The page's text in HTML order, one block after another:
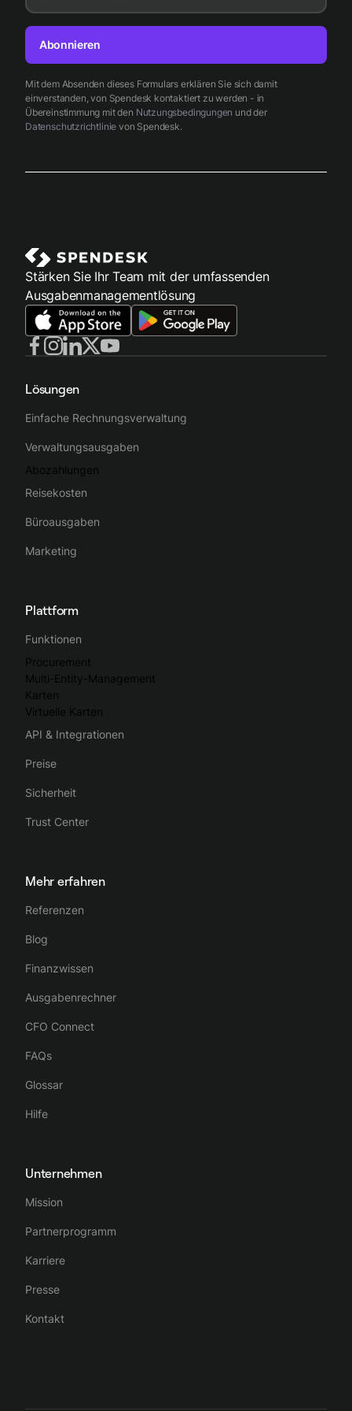
Mit dem Absenden dieses Formulars erklären Sie sich damit
einverstanden, von Spendesk kontaktiert zu werden - in
Übereinstimmung mit den Nutzungsbedingungen und der
Datenschutzrichtlinie von Spendesk.
Abonnieren
Stärken Sie Ihr Team mit der umfassenden
Ausgabenmanagementlösung
Lösungen
Einfache Rechnungsverwaltung
Verwaltungsausgaben
Abozahlungen
Reisekosten
Büroausgaben
Marketing
Plattform
Funktionen
Procurement
Multi-Entity-Management
Karten
Virtuelle Karten
API & Integrationen
Preise
Sicherheit
Trust Center
Mehr erfahren
Referenzen
Blog
Finanzwissen
Ausgabenrechner
CFO Connect
FAQs
Glossar
Hilfe
Unternehmen
Mission
Partnerprogramm
Karriere
Presse
Kontakt